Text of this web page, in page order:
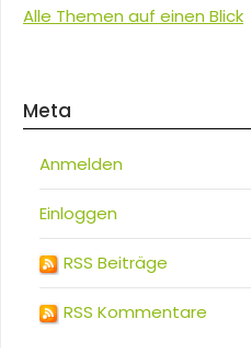
Alle Themen auf einen Blick
Meta
Anmelden
Einloggen
RSS Beiträge
RSS Kommentare